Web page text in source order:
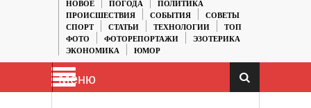
НОВОЕ
ПОГОДА
ПОЛИТИКА
ПРОИСШЕСТВИЯ
СОБЫТИЯ
СОВЕТЫ
СПОРТ
СТАТЬИ ТЕХНОЛОГИИ
ТОП
ФОТО
ФОТОРЕПОРТАЖИ
ЭЗОТЕРИКА
ЭКОНОМИКА
ЮМОР
Меню